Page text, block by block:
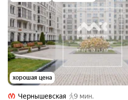
хорошая цена
Чернышевская 9 мин.